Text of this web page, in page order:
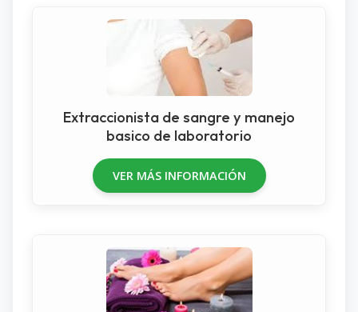
Extraccionista de sangre y manejo
basico de laboratorio
VER MÁS INFORMACIÓN